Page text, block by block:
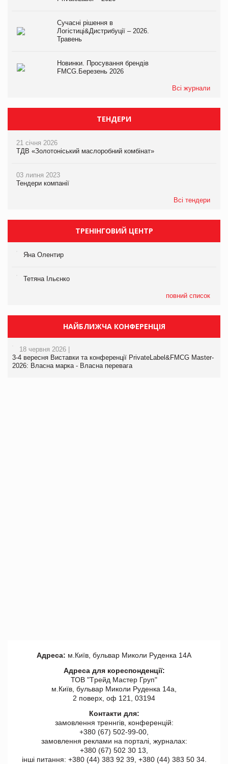
Сучасні рішення в
Логістиці&Дистрибуції – 2026.
Травень
Новинки. Просування брендів
FMCG.Березень 2026
Всі журнали
ТЕНДЕРИ
21 січня 2026
ТДВ «Золотоніський маслоробний комбінат»
03 липня 2023
Тендери компанії
Всі тендери
ТРЕНІНГОВИЙ ЦЕНТР
Яна Олентир
Тетяна Ільєнко
повний список
НАЙБЛИЖЧА КОНФЕРЕНЦІЯ
18 червня 2026 |
3-4 вересня Виставки та конференції PrivateLabel&FMCG Master-
2026: Власна марка - Власна перевага
Адреса: м.Київ, бульвар Миколи Руденка 14А
Адреса для кореспонденції:
ТОВ "Tрейд Мастер Груп"
м.Київ, бульвар Миколи Руденка 14а,
2 поверх, оф 121, 03194
Контакти для:
замовлення треннгів, конференцій:
+380 (67) 502-99-00,
замовлення реклами на порталі, журналах:
+380 (67) 502 30 13,
інші питання: +380 (44) 383 92 39, +380 (44) 383 50 34.